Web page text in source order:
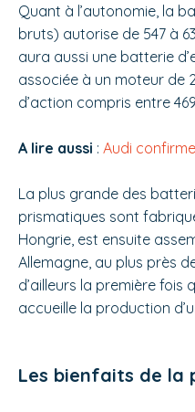
Quant à l’autonomie, la
bruts) autorise de 547 à
aura aussi une batterie
associée à un moteur de
d’action compris entre
A lire aussi : Audi
La plus grande des
prismatiques sont
Hongrie, est ensuite
Allemagne, au plus près
d’ailleurs la première fois
accueille la production
Les bienfaits de la